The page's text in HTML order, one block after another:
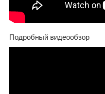
Подробный видеообзор